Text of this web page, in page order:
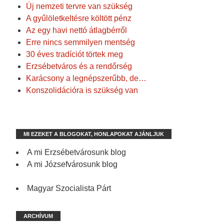
Új nemzeti tervre van szükség
A gyűlöletkeltésre költött pénz
Az egy havi nettó átlagbérről
Erre nincs semmilyen mentség
30 éves tradíciót törtek meg
Erzsébetváros és a rendőrség
Karácsony a legnépszerűbb, de…
Konszolidációra is szükség van
MI EZEKET A BLOGOKAT, HONLAPOKAT AJÁNLJUK
A mi Erzsébetvárosunk blog
A mi Józsefvárosunk blog
Magyar Szocialista Párt
ARCHÍVUM